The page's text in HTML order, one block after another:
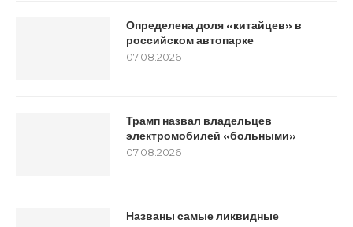
Определена доля «китайцев» в
российском автопарке
07.08.2026
Трамп назвал владельцев
электромобилей «больными»
07.08.2026
Названы самые ликвидные